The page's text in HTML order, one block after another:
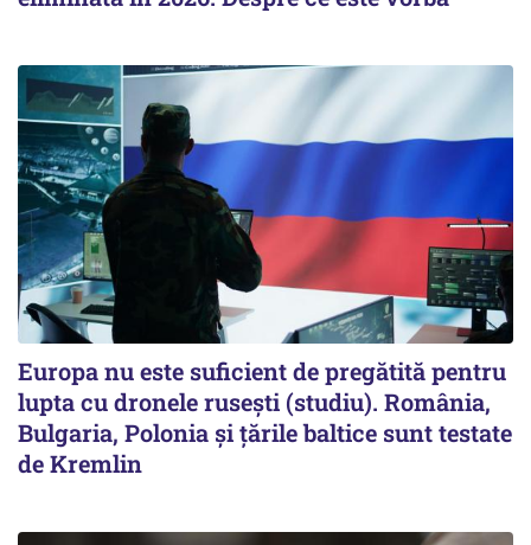
Europa nu este suficient de pregătită pentru
lupta cu dronele rusești (studiu). România,
Bulgaria, Polonia și țările baltice sunt testate
de Kremlin